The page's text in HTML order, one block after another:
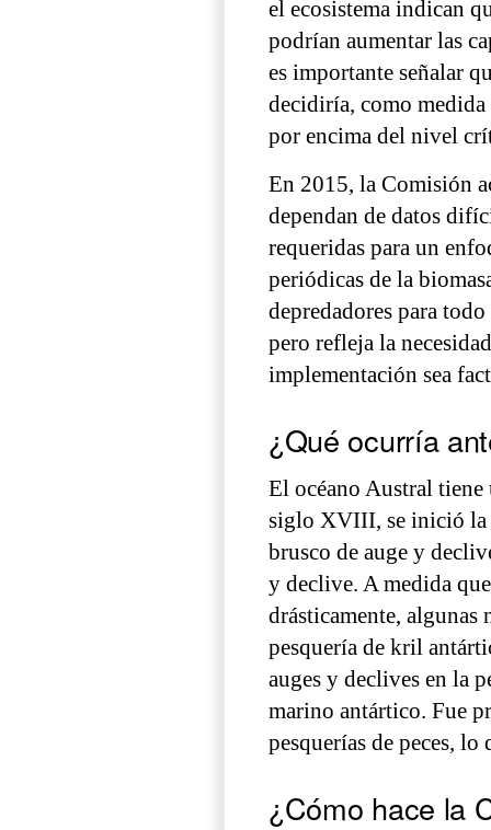
el ecosistema indican
podrían aumentar las
es importante señalar
decidiría, como
por encima del nivel
En 2015, la Comisión
dependan de datos
requeridas para un
periódicas de la
depredadores para
pero refleja la
implementación sea
¿Qué ocurría
El océano Austral tiene
siglo XVIII, se inició la
brusco de auge y
y declive. A medida
drásticamente,
pesquería de kril
auges y declives en la
marino antártico. Fue
pesquerías de peces,
¿Cómo hace la